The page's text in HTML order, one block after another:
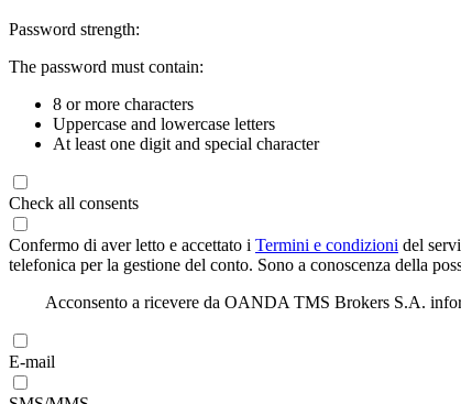
Password strength:
The password must contain:
8 or more characters
Uppercase and lowercase letters
At least one digit and special character
Check all consents
Confermo di aver letto e accettato i Termini e condizioni del
telefonica per la gestione del conto. Sono a conoscenza della
Acconsento a ricevere da OANDA TMS Brokers S.A.
E-mail